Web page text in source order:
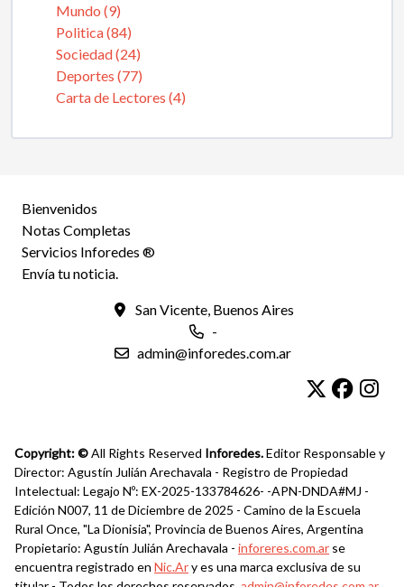
Mundo (9)
Politica (84)
Sociedad (24)
Deportes (77)
Carta de Lectores (4)
Bienvenidos
Notas Completas
Servicios Inforedes ®
Envía tu noticia.
San Vicente, Buenos Aires
-
admin@inforedes.com.ar
Copyright: ©All Rights Reserved Inforedes.Editor Responsable y
Director: Agustín Julián Arechavala - Registro de Propiedad
Intelectual: Legajo Nº: EX-2025-133784626- -APN-DNDA#MJ -
Edición N007, 11 de Diciembre de 2025 - Camino de la Escuela
Rural Once, "La Dionisia", Provincia de Buenos Aires, Argentina
Propietario: Agustín Julián Arechavala - inforeres.com.ar se
encuentra registrado en Nic.Ary es una marca exclusiva de su